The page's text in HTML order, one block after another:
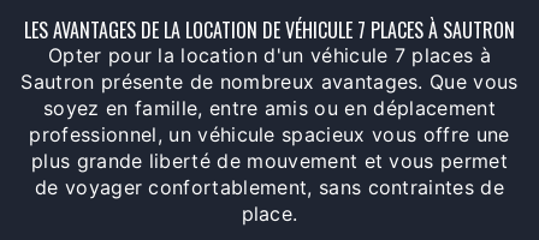
LES AVANTAGES DE LA LOCATION DE VÉHICULE 7 PLACES À SAUTRON
Opter pour la location d'un véhicule 7 places à
Sautron présente de nombreux avantages. Que vous
soyez en famille, entre amis ou en déplacement
professionnel, un véhicule spacieux vous offre une
plus grande liberté de mouvement et vous permet
de voyager confortablement, sans contraintes de
place.